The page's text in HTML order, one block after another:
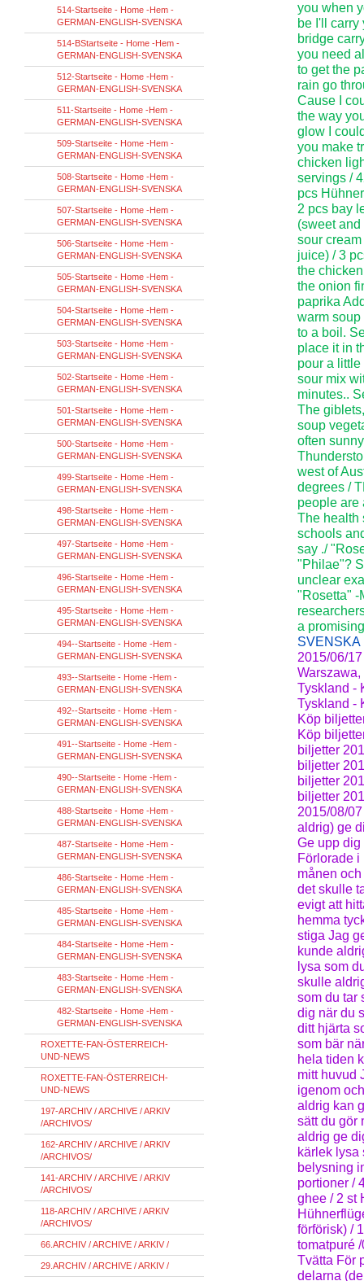
you when
be I'll
bridge
you need
to get the
rain go
Cause I
the way
glow I
you make
chicken
servings /
pcs
2 pcs bay
(sweet
sour
juice) / 3
the
the onion
paprika
warm soup
to a boil.
place it in
pour a
sour mix
minutes..
The
soup
often
west of
degrees /
people are
The health
schools
say ./
"Philae"?
unclear
"Rosetta" -
a
SVENSKA
2015/06/
Tyskland -
Tyskland -
Köp
Köp
biljetter
biljetter
biljetter
biljetter
2015/08/
aldrig) ge
Ge upp
Förlorade
månen
det skulle
evigt att
hemma
stiga Jag
kunde
lysa som
skulle
som du tar
dig när du
ditt hjärta
som bär
hela tiden
mitt huvud
igenom
aldrig kan
sätt du gör
aldrig ge
kärlek lysa
belysning
portioner /
ghee / 2 st
förförisk) /
tomatpuré
Tvätta För
delarna
514-Startseite - Home -Hem -
GERMAN-ENGLISH-SVENSKA
514-BStartseite - Home -Hem -
GERMAN-ENGLISH-SVENSKA
512-Startseite - Home -Hem -
GERMAN-ENGLISH-SVENSKA
511-Startseite - Home -Hem -
GERMAN-ENGLISH-SVENSKA
509-Startseite - Home -Hem -
GERMAN-ENGLISH-SVENSKA
508-Startseite - Home -Hem -
GERMAN-ENGLISH-SVENSKA
507-Startseite - Home -Hem -
GERMAN-ENGLISH-SVENSKA
506-Startseite - Home -Hem -
GERMAN-ENGLISH-SVENSKA
505-Startseite - Home -Hem -
GERMAN-ENGLISH-SVENSKA
504-Startseite - Home -Hem -
GERMAN-ENGLISH-SVENSKA
503-Startseite - Home -Hem -
GERMAN-ENGLISH-SVENSKA
502-Startseite - Home -Hem -
GERMAN-ENGLISH-SVENSKA
501-Startseite - Home -Hem -
GERMAN-ENGLISH-SVENSKA
500-Startseite - Home -Hem -
GERMAN-ENGLISH-SVENSKA
499-Startseite - Home -Hem -
GERMAN-ENGLISH-SVENSKA
498-Startseite - Home -Hem -
GERMAN-ENGLISH-SVENSKA
497-Startseite - Home -Hem -
GERMAN-ENGLISH-SVENSKA
496-Startseite - Home -Hem -
GERMAN-ENGLISH-SVENSKA
495-Startseite - Home -Hem -
GERMAN-ENGLISH-SVENSKA
494--Startseite - Home -Hem -
GERMAN-ENGLISH-SVENSKA
493--Startseite - Home -Hem -
GERMAN-ENGLISH-SVENSKA
492--Startseite - Home -Hem -
GERMAN-ENGLISH-SVENSKA
491--Startseite - Home -Hem -
GERMAN-ENGLISH-SVENSKA
490--Startseite - Home -Hem -
GERMAN-ENGLISH-SVENSKA
488-Startseite - Home -Hem -
GERMAN-ENGLISH-SVENSKA
487-Startseite - Home -Hem -
GERMAN-ENGLISH-SVENSKA
486-Startseite - Home -Hem -
GERMAN-ENGLISH-SVENSKA
485-Startseite - Home -Hem -
GERMAN-ENGLISH-SVENSKA
484-Startseite - Home -Hem -
GERMAN-ENGLISH-SVENSKA
483-Startseite - Home -Hem -
GERMAN-ENGLISH-SVENSKA
482-Startseite - Home -Hem -
GERMAN-ENGLISH-SVENSKA
ROXETTE-FAN-ÖSTERREICH-
UND-NEWS
ROXETTE-FAN-ÖSTERREICH-
UND-NEWS
197-ARCHIV / ARCHIVE / ARKIV
/ARCHIVOS/
162-ARCHIV / ARCHIVE / ARKIV
/ARCHIVOS/
141-ARCHIV / ARCHIVE / ARKIV
/ARCHIVOS/
118-ARCHIV / ARCHIVE / ARKIV
/ARCHIVOS/
66.ARCHIV / ARCHIVE / ARKIV /
29.ARCHIV / ARCHIVE / ARKIV /